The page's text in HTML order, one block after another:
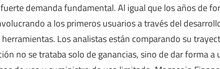
demanda fundamental. Al igual que los años de
a los primeros usuarios a través del
Los analistas están comparando su
no se trataba solo de ganancias, sino de dar forma a